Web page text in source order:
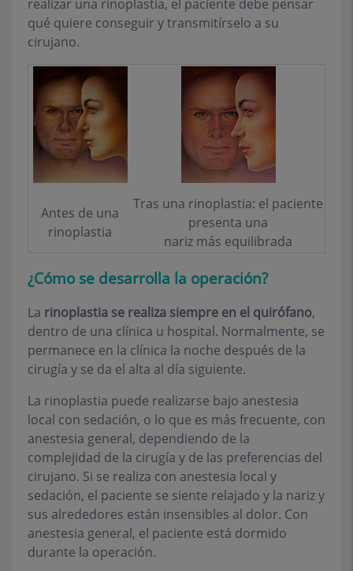
realizar una rinoplastia, el paciente debe pensar
qué quiere conseguir y transmitírselo a su
cirujano.
Antes de una
rinoplastia
Tras una rinoplastia: el paciente
presenta una
nariz más equilibrada
¿Cómo se desarrolla la operación?
La rinoplastia se realiza siempre en el quirófano,
dentro de una clínica u hospital. Normalmente, se
permanece en la clínica la noche después de la
cirugía y se da el alta al día siguiente.
La rinoplastia puede realizarse bajo anestesia
local con sedación, o lo que es más frecuente, con
anestesia general, dependiendo de la
complejidad de la cirugía y de las preferencias del
cirujano. Si se realiza con anestesia local y
sedación, el paciente se siente relajado y la nariz y
sus alrededores están insensibles al dolor. Con
anestesia general, el paciente está dormido
durante la operación.